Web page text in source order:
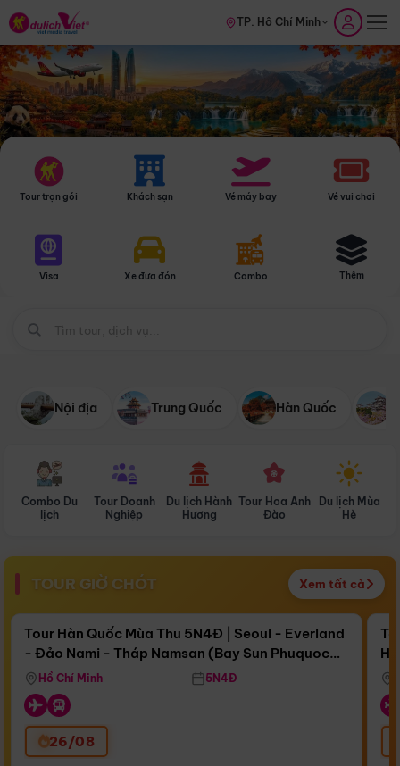
TP. Hồ Chí Minh
Tour trọn gói Khách sạn Vé máy bay Vé vui chơi
Visa Xe đưa đón Combo Thêm
Nội địa Trung Quốc Hàn Quốc
Combo Du
lịch
Tour Doanh
Nghiệp
Du lịch Hành
Hương
Tour Hoa Anh
Đào
Du lịch Mùa
Hè
TOUR GIỜ CHÓT Xem tất cả
Còn16 ngày 06:23:27
Bay Sun Phuquoc Airways
Điểm nổi bật
Tour Hàn Quốc Mùa Thu 5N4Đ | Seoul - Everland
- Đảo Nami - Tháp Namsan (Bay Sun Phuquoc
Airways)
Hồ Chí Minh 5N4Đ
26/08